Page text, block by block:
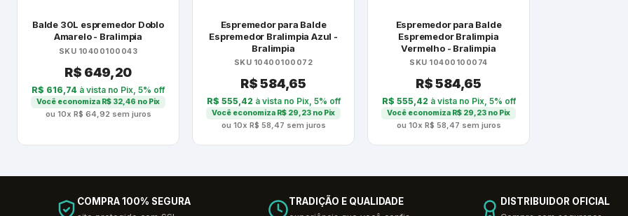
Balde 30L espremedor Doblo
Amarelo - Bralimpia
SKU 10400100043
R$ 649,20
R$ 616,74 à vista no Pix, 5% off
Você economiza R$ 32,46 no Pix
ou 10x R$ 64,92 sem juros
Espremedor para Balde
Espremedor Bralimpia Azul -
Bralimpia
SKU 10400100072
R$584,65
R$ 555,42 à vista no Pix, 5% off
Você economiza R$ 29,23 no Pix
ou 10x R$ 58,47 sem juros
Espremedor para Balde
Espremedor Bralimpia
Vermelho - Bralimpia
SKU 10400100074
R$584,65
R$ 555,42 à vista no Pix, 5% off
Você economiza R$ 29,23 no Pix
ou 10x R$ 58,47 sem juros
COMPRA 100% SEGURA TRADIÇÃO E QUALIDADE DISTRIBUIDOR OFICIAL